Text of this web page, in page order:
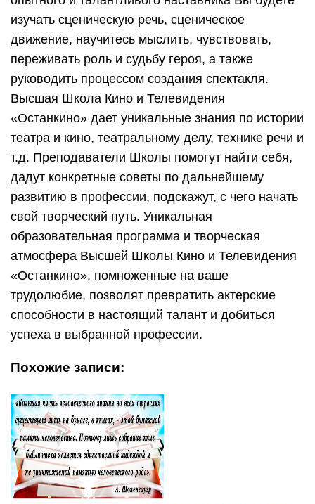
изучать сценическую речь, сценическое
движение, научитесь мыслить, чувствовать,
переживать роль и судьбу героя, а также
руководить процессом создания спектакля.
Высшая Школа Кино и Телевидения
«Останкино» дает уникальные знания по истории
театра и кино, театральному делу, технике речи и
т.д. Преподаватели Школы помогут найти себя,
дадут конкретные советы по дальнейшему
развитию в профессии, подскажут, с чего начать
свой творческий путь. Уникальная
образовательная программа и творческая
атмосфера Высшей Школы Кино и Телевидения
«Останкино», помноженные на ваше
трудолюбие, позволят превратить актерские
способности в настоящий талант и добиться
успеха в выбранной профессии.
Похожие записи: